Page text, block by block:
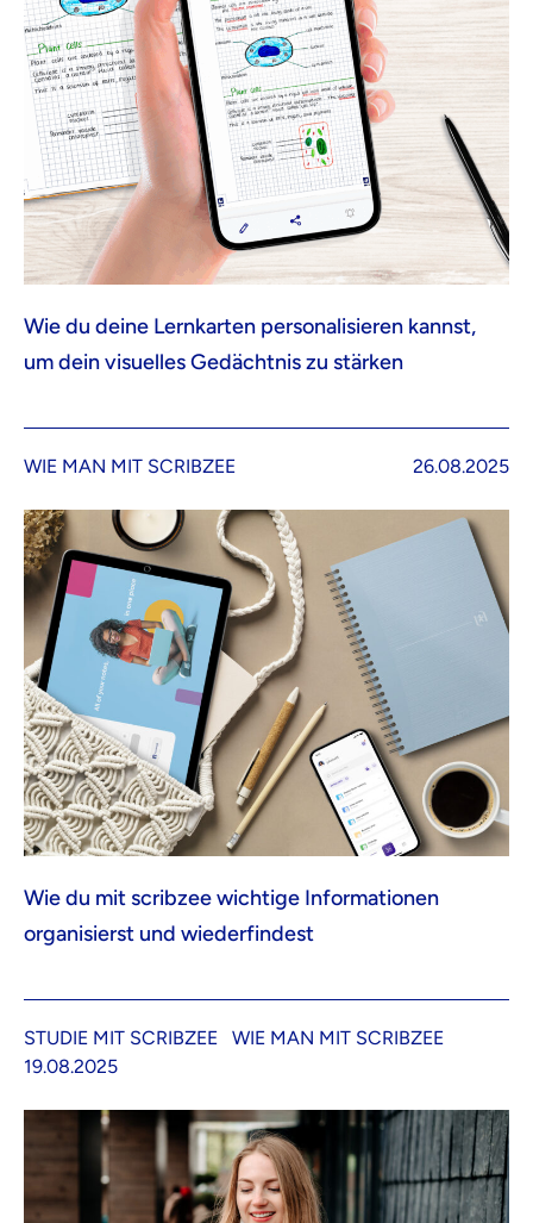
Wie du deine Lernkarten personalisieren kannst,
um dein visuelles Gedächtnis zu stärken
WIE MAN MIT SCRIBZEE 26.08.2025
Wie du mit scribzee wichtige Informationen
organisierst und wiederfindest
STUDIE MIT SCRIBZEE
WIE MAN MIT SCRIBZEE
19.08.2025